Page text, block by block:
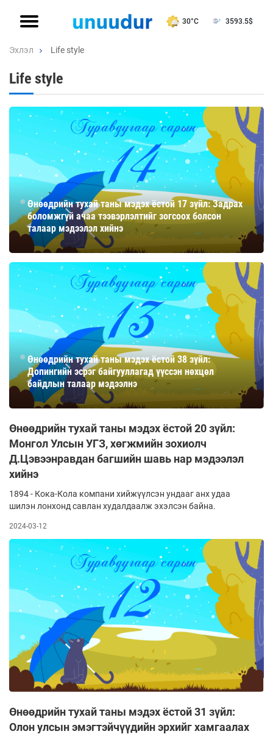
30°C 3593.5$
Эхлэл Life style
Life style
Өнөөдрийн тухай таны мэдэх ёстой 17 зүйл: Задрах
боломжгүй ачаа тээвэрлэлтийг зогсоох болсон
талаар мэдээлэл хийнэ
Өнөөдрийн тухай таны мэдэх ёстой 38 зүйл:
Допингийн эсрэг байгууллагад үүссэн нөхцөл
байдлын талаар мэдээлнэ
Өнөөдрийн тухай таны мэдэх ёстой 20 зүйл:
Монгол Улсын УГЗ, хөгжмийн зохиолч
Д.Цэвээнравдан багшийн шавь нар мэдээлэл
хийнэ
1894 - Кока-Кола компани хийжүүлсэн ундааг анх удаа
шилэн лонхонд савлан худалдаалж эхэлсэн байна.
2024-03-12
Өнөөдрийн тухай таны мэдэх ёстой 31 зүйл:
Олон улсын эмэгтэйчүүдийн эрхийг хамгаалах